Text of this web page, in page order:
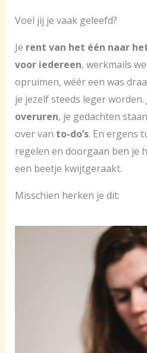
Voel jij je vaak geleefd?
Je rent van het één naar
voor iedereen, werkmails
opruimen, wéér een was
je jezelf steeds leger worden.
overuren, je gedachten
over van to-do’s. En ergens
regelen en doorgaan ben je
een beetje kwijtgeraakt.
Misschien herken je dit: